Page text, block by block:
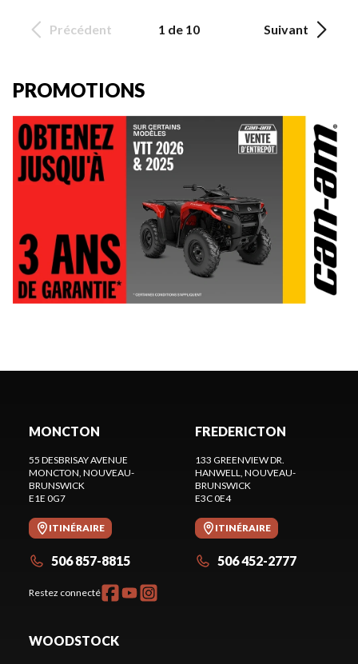
Précédent 1 de 10 Suivant
PROMOTIONS
MONCTON
55 DESBRISAY AVENUE
MONCTON , NOUVEAU-
BRUNSWICK
E1E 0G7
ITINÉRAIRE
506 857-8815
Restez connecté
FREDERICTON
133 GREENVIEW DR.
HANWELL , NOUVEAU-
BRUNSWICK
E3C 0E4
ITINÉRAIRE
506 452-2777
WOODSTOCK